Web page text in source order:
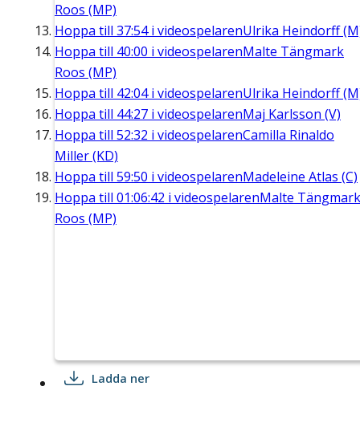
Roos (MP)
Hoppa till 37:54i videospelarenUlrika Heindorff
Hoppa till 40:00 i videospelarenMalte Tängmark
Roos (MP)
Hoppa till 42:04i videospelarenUlrika Heindorff
Hoppa till 44:27 i videospelarenMaj Karlsson (V)
Hoppa till 52:32 i videospelarenCamilla Rinaldo
Miller (KD)
Hoppa till 59:50 i videospelarenMadeleine Atlas (C)
Hoppa till 01:06:42 i videospelarenMalte Tängmark
Roos (MP)
Ladda ner